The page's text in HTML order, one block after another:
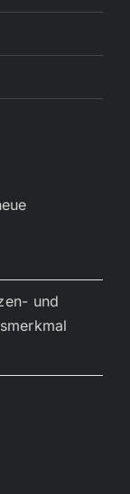
und